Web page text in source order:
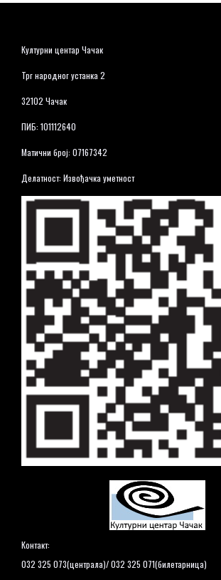
Културни центар Чачак
Трг народног устанка 2
32102 Чачак
ПИБ: 101112640
Матични број: 07167342
Делатност: Извођачка уметност
Контакт:
032 325 073(централа)/ 032 325 071(билетарница)